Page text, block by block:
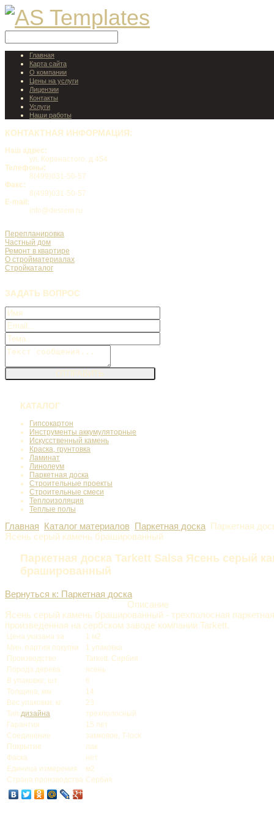
Главная
Карта сайта
О компании
Цены на услуги
Лицензии
Контакты
Услуги
Наши работы
КОНТАКТНАЯ ИНФОРМАЦИЯ:
Наш адрес:
ул. Коренастого, д.454
Телефоны:
8(499)031-50-57
Факс:
8(499)031-50-57
E-mail:
info@desrem.ru
Перепланировка
Частный дом
Ремонт в квартире
О стройматериалах
Стройкаталог
ЗАДАТЬ ВОПРОС
КАТАЛОГ
Гипсокартон
Инструменты аккумуляторные
Искусственный камень
Краска, грунтовка
Ламинат
Линолеум
Паркетная доска
Строительные проекты
Строительные смеси
Теплоизоляция
Теплые полы
Главная Каталог материалов Паркетная доска Паркетная
Ясень серый камень брашированный
Паркетная доска Tarkett Salsa Ясень серый
брашированный
Вернуться к: Паркетная доска
Описание
Ясень серый камень брашированный - трехполосная
произведенная на сербском заводе компании Tarkett.
Цена указана за
1 м2
Мин. партия покупки
1 упаковка
Производство
Tarkett, Сербия
Порода дерева
ясень
В упаковке, шт.
6
Толщина, мм
14
Вес упаковки, кг
23
Тип дизайна
трехполосный
Гарантия
15 лет
Соединение
замковое, T-lock
Покрытие
лак
Фаска
нет
Единица измерения
м2
Страна производства Сербия